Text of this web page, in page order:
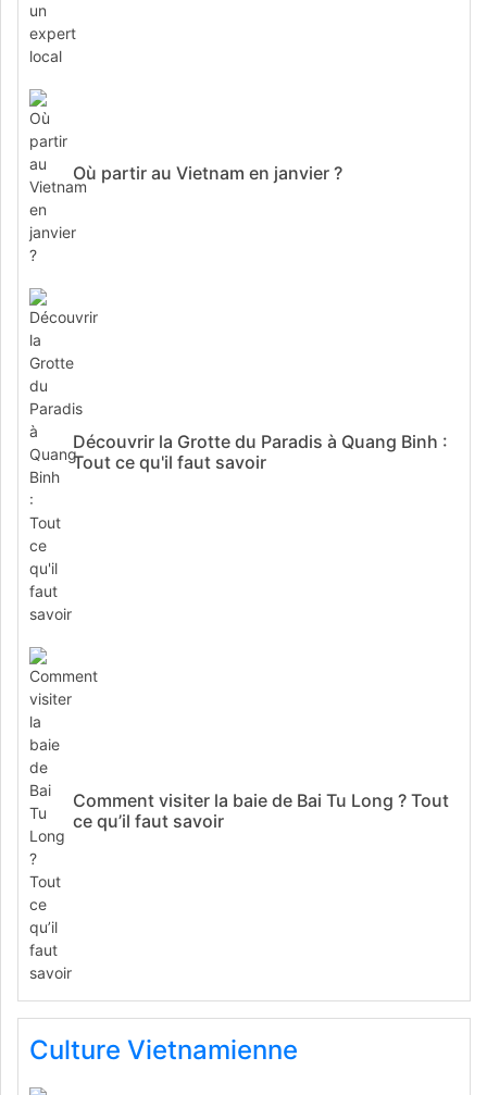
Où partir au Vietnam en janvier ?
Découvrir la Grotte du Paradis à Quang Binh :
Tout ce qu'il faut savoir
Comment visiter la baie de Bai Tu Long ? Tout
ce qu’il faut savoir
Culture Vietnamienne